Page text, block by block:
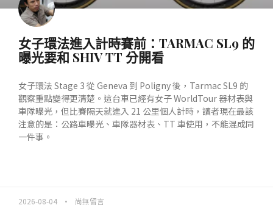
女子環法進入計時賽前：TARMAC SL9 的
曝光要和 SHIV TT 分開看
女子環法 Stage 3 從 Geneva 到 Poligny 後，Tarmac SL9 的
觀察重點變得更清楚。這台車已經有女子 WorldTour 器材表與
車隊曝光，但比賽隔天就進入 21 公里個人計時，讀者現在最該
注意的是：公路車曝光、車隊器材表、TT 車使用，不能混成同
一件事。
2026-08-04 尚無留言